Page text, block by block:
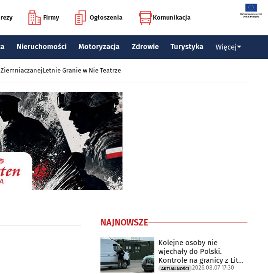
Firmy Ogłoszenia Komunikacja
Nieruchomości Motoryzacja Zdrowie Turystyka Więcej
Letnie Granie w Nie Teatrze
NAJNOWSZE
Kolejne osoby nie
wjechały do Polski.
Kontrole na granicy z Litwą
trwają
AKTUALNOŚCI 2026.08.07 17:30